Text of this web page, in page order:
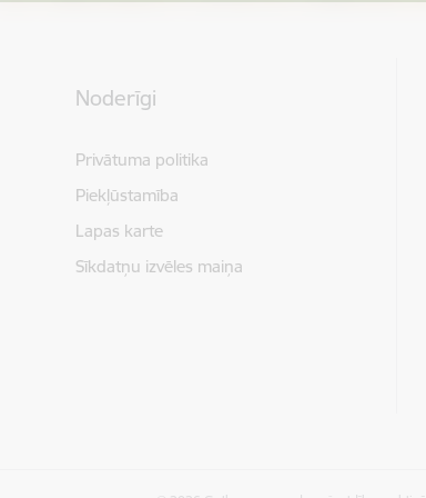
Noderīgi
Privātuma politika
Piekļūstamība
Lapas karte
Sīkdatņu izvēles maiņa